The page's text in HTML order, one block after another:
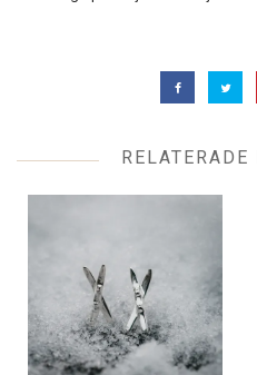
RELATERADE